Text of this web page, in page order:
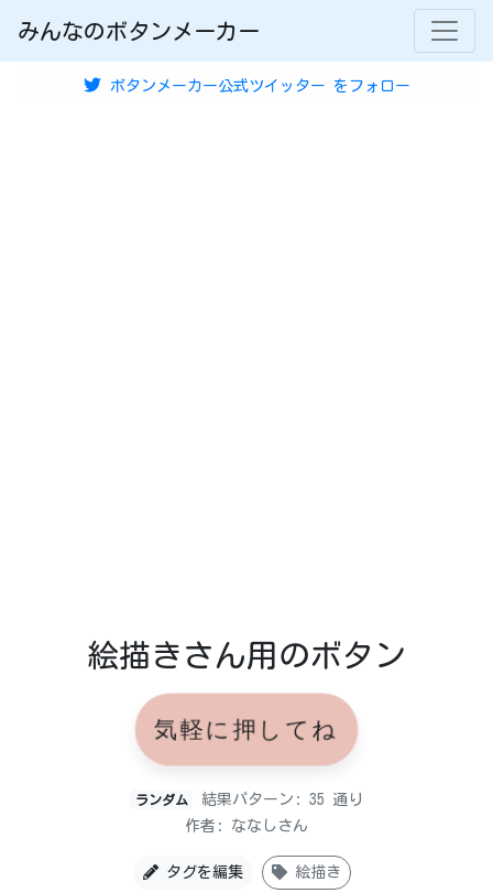
みんなのボタンメーカー
ボタンメーカー公式ツイッター をフォロー
絵描きさん用のボタン
気軽に押してね
ランダム
結果パターン: 35 通り
作者: ななしさん
タグを編集 絵描き